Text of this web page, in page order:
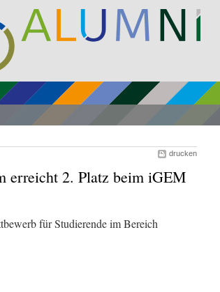
drucken
erreicht 2. Platz beim iGEM
für Studierende im Bereich